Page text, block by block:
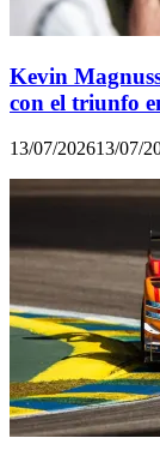
Kevin
con el triunfo
13/07/202613/07/